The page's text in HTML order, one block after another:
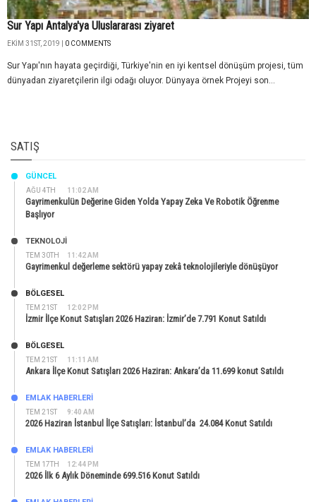
Sur Yapı Antalya'ya Uluslararası ziyaret
EKIM 31ST, 2019 | 0 COMMENTS
Sur Yapı'nın hayata geçirdiği, Türkiye'nin en iyi kentsel dönüşüm projesi, tüm
dünyadan ziyaretçilerin ilgi odağı oluyor. Dünyaya örnek Projeyi son...
SATIŞ
AĞU 4TH 11:02 AM
GÜNCEL
Gayrimenkulün Değerine Giden Yolda Yapay Zeka Ve Robotik Öğrenme
Başlıyor
TEM 30TH 11:42 AM
TEKNOLOJİ
Gayrimenkul değerleme sektörü yapay zekâ teknolojileriyle dönüşüyor
TEM 21ST 12:02 PM
BÖLGESEL
İzmir İlçe Konut Satışları 2026 Haziran: İzmir’de 7.791 Konut Satıldı
TEM 21ST 11:11 AM
BÖLGESEL
Ankara İlçe Konut Satışları 2026 Haziran: Ankara’da 11.699 konut Satıldı
TEM 21ST 9:40 AM
EMLAK HABERLERI
2026 Haziran İstanbul İlçe Satışları: İstanbul’da 24.084 Konut Satıldı
TEM 17TH 12:44 PM
EMLAK HABERLERI
2026 İlk 6 Aylık Döneminde 699.516 Konut Satıldı